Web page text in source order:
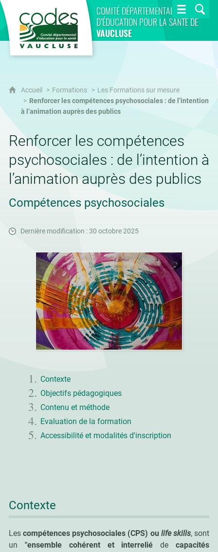
COMITÉ DÉPARTEMENTAL
D’ÉDUCATION POUR LA SANTÉ DE
VAUCLUSE
CoDES 84
Accueil Formations
Les Formations sur mesure
Renforcer les compétences psychosociales : de l’intention
à l’animation auprès des publics
Renforcer les compétences
psychosociales : de l’intention à
l’animation auprès des publics
Compétences psychosociales
Dernière modification : 30 octobre 2025
Contexte
Objectifs pédagogiques
Contenu et méthode
Evaluation de la formation
Accessibilité et modalités d'inscription
Contexte
Lescompétences psychosociales (CPS) ou life skills, sont
un "ensemble cohérent et interreliédecapacités